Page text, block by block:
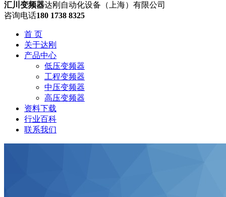
汇川变频器达刚自动化设备（上海）有限公司
咨询电话180 1738 8325
首 页
关于达刚
产品中心
低压变频器
工程变频器
中压变频器
高压变频器
资料下载
行业百科
联系我们